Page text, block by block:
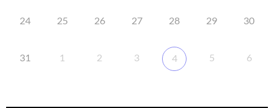
24 25 26 27 28 29 30
31 1 2 3 4 5 6